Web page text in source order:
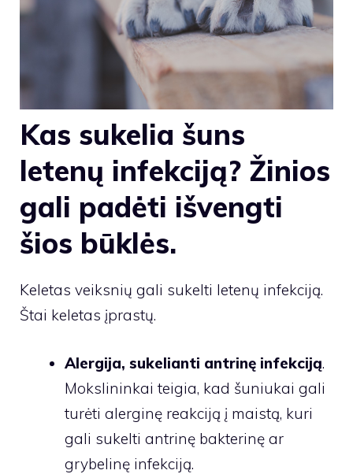
Kas sukelia šuns
letenų infekciją? Žinios
gali padėti išvengti
šios būklės.
Keletas veiksnių gali sukelti letenų infekciją.
Štai keletas įprastų.
Alergija, sukelianti antrinę infekciją.
Mokslininkai teigia, kad šuniukai gali
turėti alerginę reakciją į maistą, kuri
gali sukelti antrinę bakterinę ar
grybelinę infekciją.